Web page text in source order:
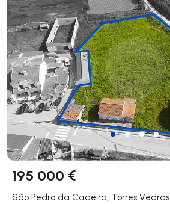
195 000 €
São Pedro da Cadeira, Torres Vedras